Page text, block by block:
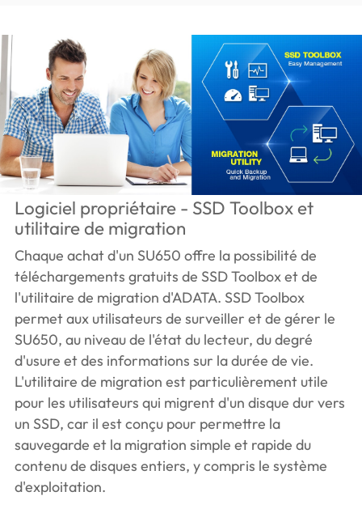
Logiciel propriétaire - SSD Toolbox et
utilitaire de migration
Chaque achat d'un SU650 offre la possibilité de
téléchargements gratuits de SSD Toolbox et de
l'utilitaire de migration d'ADATA. SSD Toolbox
permet aux utilisateurs de surveiller et de gérer le
SU650, au niveau de l'état du lecteur, du degré
d'usure et des informations sur la durée de vie.
L'utilitaire de migration est particulièrement utile
pour les utilisateurs qui migrent d'un disque dur vers
un SSD, car il est conçu pour permettre la
sauvegarde et la migration simple et rapide du
contenu de disques entiers, y compris le système
d'exploitation.